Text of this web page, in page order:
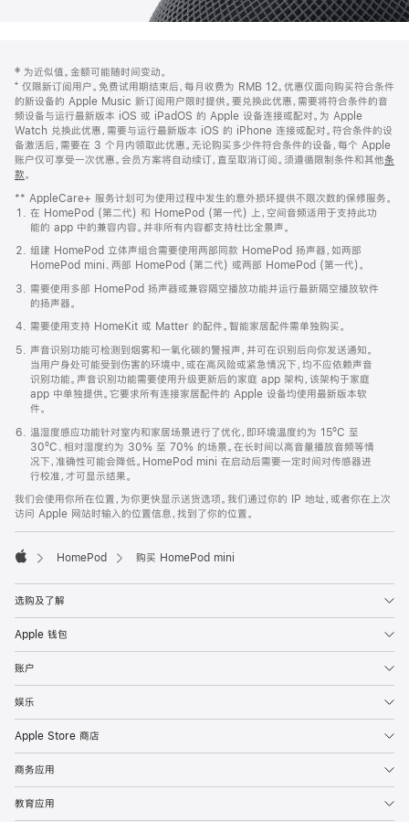
页
页
脚
注
‡ 为近似值。金额可能随时间变动。
⁺ 仅限新订阅用户。免费试用期结束后，每月收费为 RMB 12。优惠仅面向购买符合条件
的新设备的 Apple Music 新订阅用户限时提供。要兑换此优惠，需要将符合条件的音
频设备与运行最新版本 iOS 或 iPadOS 的 Apple 设备连接或配对。为 Apple
Watch 兑换此优惠，需要与运行最新版本 iOS 的 iPhone 连接或配对。符合条件的设
备激活后，需要在 3 个月内领取此优惠。无论购买多少件符合条件的设备，每个 Apple
账户仅可享受一次优惠。会员方案将自动续订，直至取消订阅。须遵循限制条件和其他条
款。
窗
口
中
打
开)
** AppleCare+ 服务计划可为使用过程中发生的意外损坏提供不限次数的保修服务。
在 HomePod (第二代) 和 HomePod (第一代) 上，空间音频适用于支持此功
能的 app 中的兼容内容。并非所有内容都支持杜比全景声。
组建 HomePod 立体声组合需要使用两部同款 HomePod 扬声器，如两部
HomePod mini、两部 HomePod (第二代) 或两部 HomePod (第一代)。
需要使用多部 HomePod 扬声器或兼容隔空播放功能并运行最新隔空播放软件
的扬声器。
需要使用支持 HomeKit 或 Matter 的配件。智能家居配件需单独购买。
声音识别功能可检测到烟雾和一氧化碳的警报声，并可在识别后向你发送通知。
当用户身处可能受到伤害的环境中，或在高风险或紧急情况下，均不应依赖声音
识别功能。声音识别功能需要使用升级更新后的家庭 app 架构，该架构于家庭
app 中单独提供。它要求所有连接家居配件的 Apple 设备均使用最新版本软
件。
温湿度感应功能针对室内和家居场景进行了优化，即环境温度约为 15ºC 至
30ºC、相对湿度约为 30% 至 70% 的场景。在长时间以高音量播放音频等情
况下，准确性可能会降低。HomePod mini 在启动后需要一定时间对传感器进
行校准，才可显示结果。
我们会使用你所在位置，为你更快显示送货选项。我们通过你的 IP 地址，或者你在上次
访问 Apple 网站时输入的位置信息，找到了你的位置。
HomePod 购买 HomePod mini
选购及了解
Apple 钱包
账户
娱乐
Apple Store 商店
商务应用
教育应用